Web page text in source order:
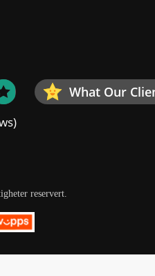
What Our
reservert.